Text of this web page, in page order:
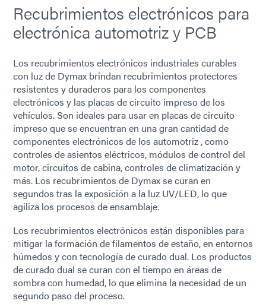
Recubrimientos electrónicos para
electrónica automotriz y PCB
Los recubrimientos electrónicos industriales curables
con luz de Dymax brindan recubrimientos protectores
resistentes y duraderos para los componentes
electrónicos y las placas de circuito impreso de los
vehículos. Son ideales para usar en placas de circuito
impreso que se encuentran en una gran cantidad de
componentes electrónicos de los automotriz , como
controles de asientos eléctricos, módulos de control del
motor, circuitos de cabina, controles de climatización y
más. Los recubrimientos de Dymax se curan en
segundos tras la exposición a la luz UV/LED, lo que
agiliza los procesos de ensamblaje.
Los recubrimientos electrónicos están disponibles para
mitigar la formación de filamentos de estaño, en entornos
húmedos y con tecnología de curado dual. Los productos
de curado dual se curan con el tiempo en áreas de
sombra con humedad, lo que elimina la necesidad de un
segundo paso del proceso.